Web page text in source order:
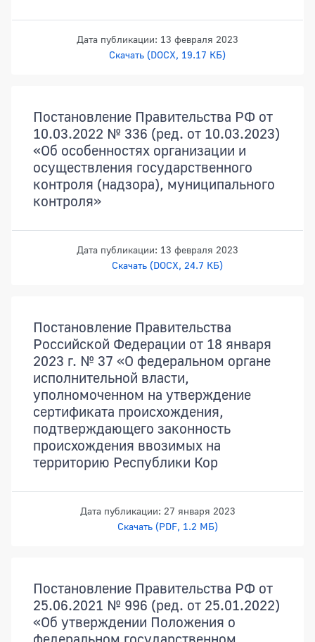
Дата публикации: 13 февраля 2023
Скачать (DOCX, 19.17 КБ)
Постановление Правительства РФ от
10.03.2022 № 336 (ред. от 10.03.2023)
«Об особенностях организации и
осуществления государственного
контроля (надзора), муниципального
контроля»
Дата публикации: 13 февраля 2023
Скачать (DOCX, 24.7 КБ)
Постановление Правительства
Российской Федерации от 18 января
2023 г. № 37 «О федеральном органе
исполнительной власти,
уполномоченном на утверждение
сертификата происхождения,
подтверждающего законность
происхождения ввозимых на
территорию Республики Кор
Дата публикации: 27 января 2023
Скачать (PDF, 1.2 МБ)
Постановление Правительства РФ от
25.06.2021 № 996 (ред. от 25.01.2022)
«Об утверждении Положения о